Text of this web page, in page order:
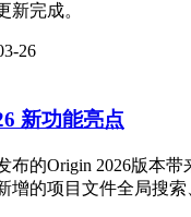
新完成。
26
新功能亮点
布的Origin 2026版本
增的项目文件全局搜